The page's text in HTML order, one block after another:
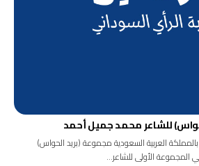
للشاعر محمد جميل أحمد
العربية السعودية مجموعة (بريد الحواس)
الأولى للشاعر…